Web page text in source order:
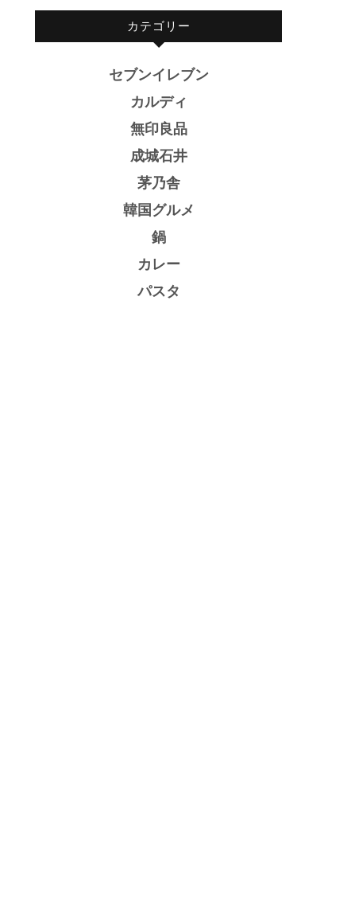
カテゴリー
セブンイレブン
カルディ
無印良品
成城石井
茅乃舎
韓国グルメ
鍋
カレー
パスタ